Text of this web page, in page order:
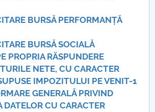
BURSĂ PERFORMANȚĂ
BURSĂ SOCIALĂ
PROPRIA RÄSPUNDERE
NETE, CU CARACTER
IMPOZITULUI PE VENIT-1
GENERALĂ PRIVIND
DATELOR CU CARACTER